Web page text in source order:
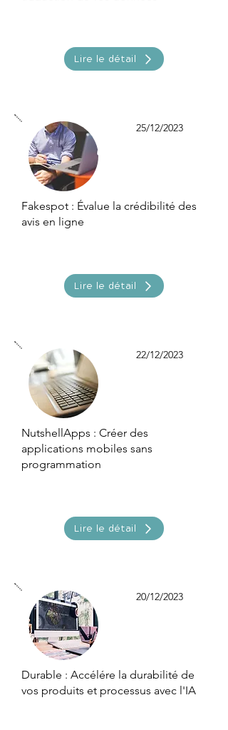
Lire le détail
25/12/2023
Fakespot : Évalue la crédibilité des
avis en ligne
Lire le détail
22/12/2023
NutshellApps : Créer des
applications mobiles sans
programmation
Lire le détail
20/12/2023
Durable : Accélére la durabilité de
vos produits et processus avec l'IA